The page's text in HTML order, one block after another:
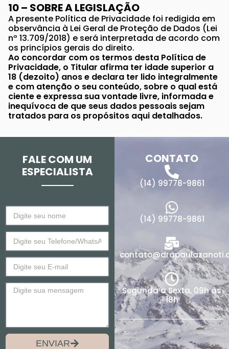
10 – SOBRE A LEGISLAÇÃO
A presente Política de Privacidade foi redigida em
observância à Lei Geral de Proteção de Dados (Lei
nº 13.709/2018) e será interpretada de acordo com
os princípios gerais do direito.
Ao concordar com os termos desta Política de
Privacidade, o Titular afirma ter idade superior a
18 (dezoito) anos e declara ter lido integralmente
e com atenção o seu conteúdo, sobre o qual está
ciente e expressa sua vontade livre, informada e
inequívoca de que seus dados pessoais sejam
tratados para os propósitos aqui detalhados.
FALE COM UM
ESPECIALISTA
ENVIAR
CONTATO
(14) 99778-9861
(14) 99778-9861
Segunda a Sexta, 09h às
18h